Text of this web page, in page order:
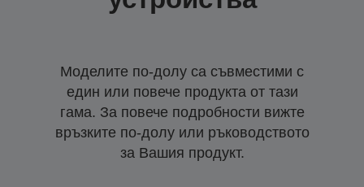
Моделите по-долу са съвместими с
един или повече продукта от тази
гама. За повече подробности вижте
връзките по-долу или ръководството
за Вашия продукт.